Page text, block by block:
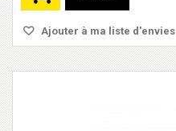
Ajouter à ma liste d'envies